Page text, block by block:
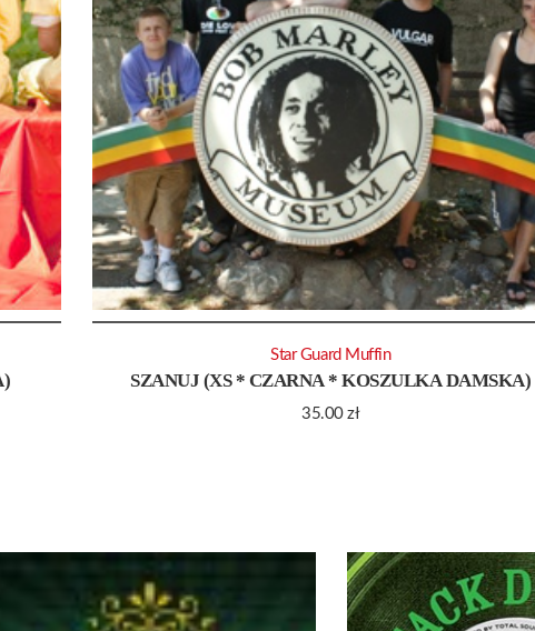
SZANUJ (XS * CZARNA * KOSZULKA DAMSKA)
35.00zł
Star Guard Muffin